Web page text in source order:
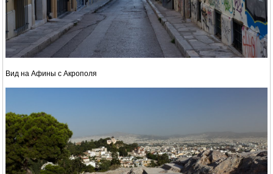
Вид на Афины с Акрополя